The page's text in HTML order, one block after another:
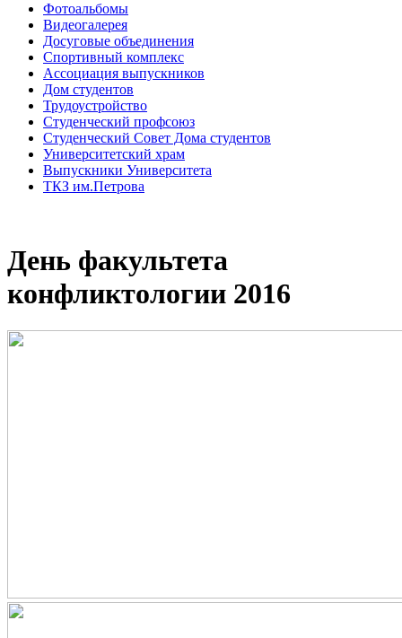
Фотоальбомы
Видеогалерея
Досуговые объединения
Спортивный комплекс
Ассоциация выпускников
Дом студентов
Трудоустройство
Студенческий профсоюз
Студенческий Совет Дома студентов
Университетский храм
Выпускники Университета
ТКЗ им.Петрова
День факультета
конфликтологии 2016